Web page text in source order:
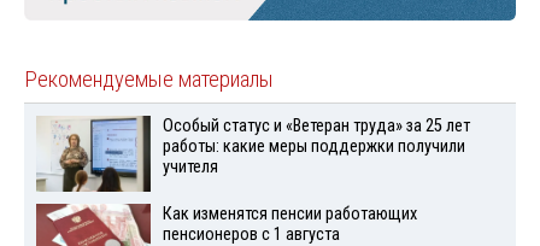
Рекомендуемые материалы
Особый статус и «Ветеран труда» за 25 лет
работы: какие меры поддержки получили
учителя
Как изменятся пенсии работающих
пенсионеров с 1 августа